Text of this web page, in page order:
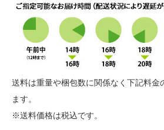
送料は重量や梱包数に関係なく下記料金
ます。
※送料価格は税込です。